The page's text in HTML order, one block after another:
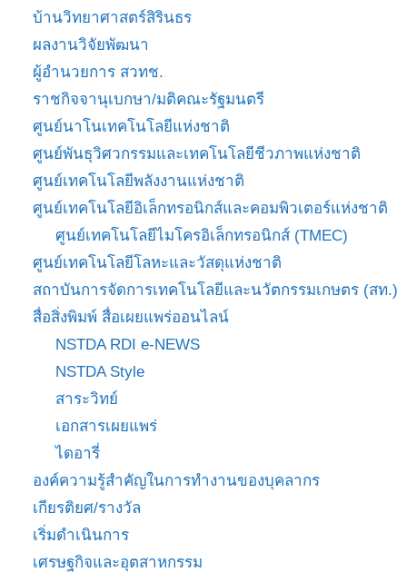
บ้านวิทยาศาสตร์สิรินธร
ผลงานวิจัยพัฒนา
ผู้อำนวยการ สวทช.
ราชกิจจานุเบกษา/มติคณะรัฐมนตรี
ศูนย์นาโนเทคโนโลยีแห่งชาติ
ศูนย์พันธุวิศวกรรมและเทคโนโลยีชีวภาพแห่งชาติ
ศูนย์เทคโนโลยีพลังงานแห่งชาติ
ศูนย์เทคโนโลยีอิเล็กทรอนิกส์และคอมพิวเตอร์แห่งชาติ
ศูนย์เทคโนโลยีไมโครอิเล็กทรอนิกส์ (TMEC)
ศูนย์เทคโนโลยีโลหะและวัสดุแห่งชาติ
สถาบันการจัดการเทคโนโลยีและนวัตกรรมเกษตร (สท.)
สื่อสิ่งพิมพ์ สื่อเผยแพร่ออนไลน์
NSTDA RDI e-NEWS
NSTDA Style
สาระวิทย์
เอกสารเผยแพร่
ไดอารี่
องค์ความรู้สำคัญในการทำงานของบุคลากร
เกียรติยศ/รางวัล
เริ่มดำเนินการ
เศรษฐกิจและอุตสาหกรรม